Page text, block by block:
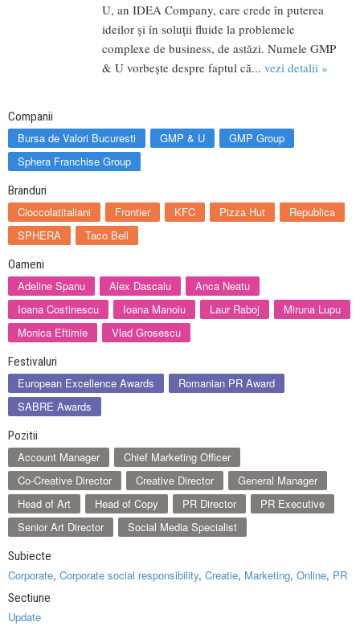
U, an IDEA Company, care crede în puterea
ideilor și în soluții fluide la problemele
complexe de business, de astăzi. Numele GMP
& U vorbește despre faptul că... vezi detalii »
Companii
Bursa de Valori Bucuresti GMP & U
GMP Group
Sphera Franchise Group
Branduri
Cioccolatitaliani Frontier KFC Pizza Hut
Republica
SPHERA
Taco Bell
Oameni
Adeline Spanu Alex Dascalu
Anca Neatu
Ioana Costinescu
Ioana Manoiu Laur Raboj
Miruna Lupu
Monica Eftimie
Vlad Grosescu
Festivaluri
European Excellence Awards
Romanian PR Award
SABRE Awards
Pozitii
Account Manager
Chief Marketing Officer
Co-Creative Director
Creative Director
General Manager
Head of Art
Head of Copy PR Director
PR Executive
Senior Art Director
Social Media Specialist
Subiecte
Corporate, Corporate social responsibility, Creatie, Marketing, Online, PR
Sectiune
Update